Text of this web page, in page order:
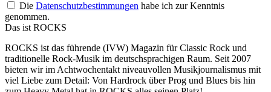
Die Datenschutzbestimmungen habe ich zur Kenntnis
genommen.
Das ist ROCKS
ROCKS ist das führende (IVW) Magazin für Classic Rock und
traditionelle Rock-Musik im deutschsprachigen Raum. Seit 2007
bieten wir im Achtwochentakt niveauvollen Musikjournalismus mit
viel Liebe zum Detail: Von Hardrock über Prog und Blues bis hin